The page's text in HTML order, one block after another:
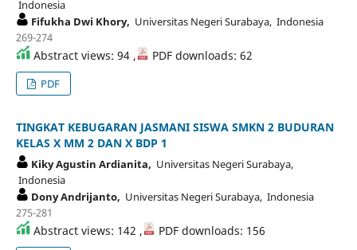
Indonesia
Fifukha Dwi Khory, Universitas Negeri Surabaya, Indonesia
269-274
Abstract views: 94 , PDF downloads: 62
PDF
TINGKAT KEBUGARAN JASMANI SISWA SMKN 2 BUDURAN
KELAS X MM 2 DAN X BDP 1
Kiky Agustin Ardianita, Universitas Negeri Surabaya,
Indonesia
Dony Andrijanto, Universitas Negeri Surabaya, Indonesia
275-281
Abstract views: 142 , PDF downloads: 156